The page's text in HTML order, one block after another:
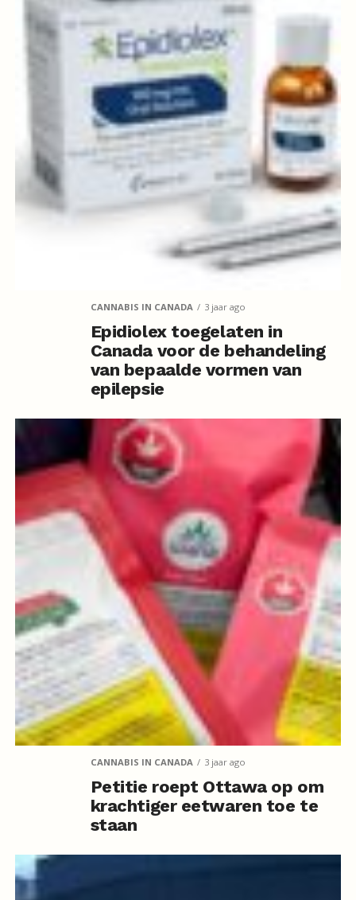
CANNABIS IN CANADA 3 jaar ago
Epidiolex toegelaten in
Canada voor de behandeling
van bepaalde vormen van
epilepsie
CANNABIS IN CANADA 3 jaar ago
Petitie roept Ottawa op om
krachtiger eetwaren toe te
staan